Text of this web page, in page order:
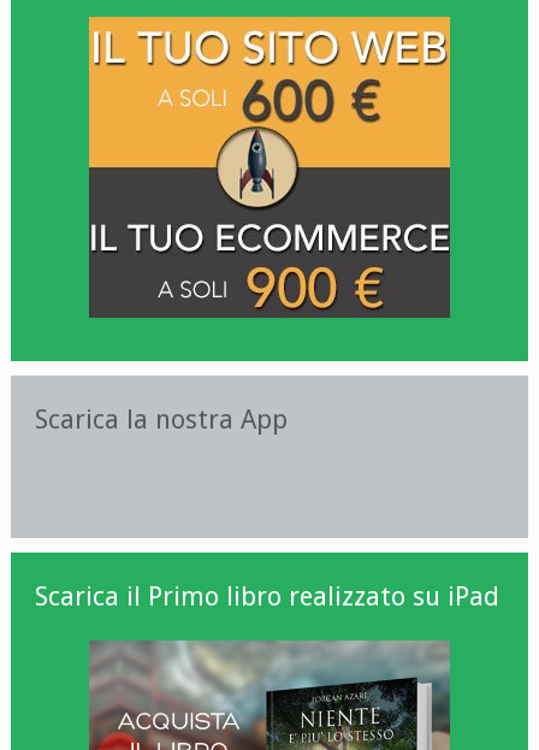
Scarica la nostra App
Scarica il Primo libro realizzato su iPad